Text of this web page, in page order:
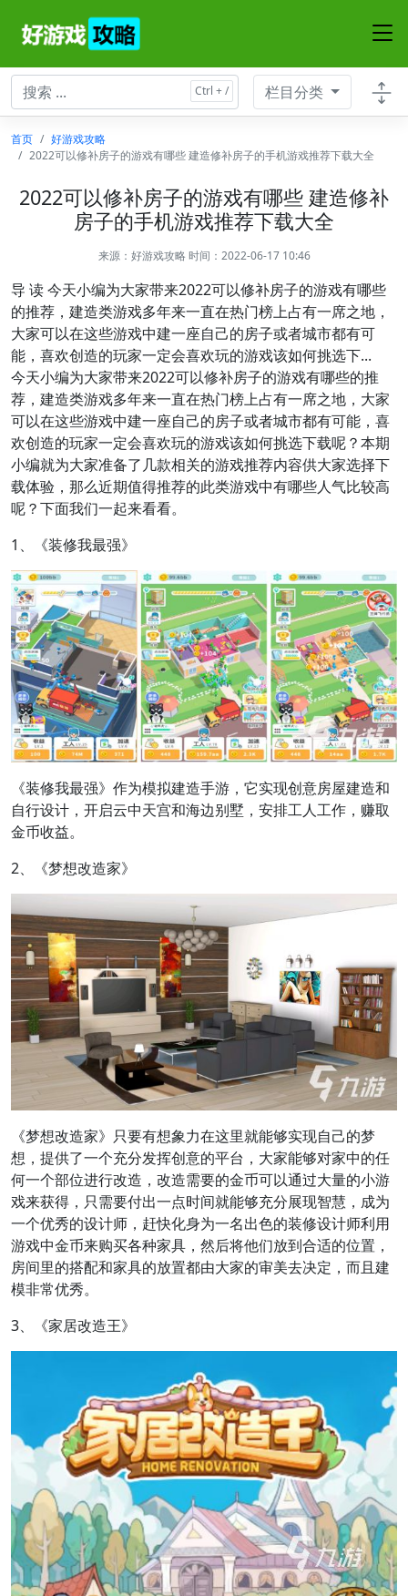
栏目分类
首页
好游戏攻略
2022可以修补房子的游戏有哪些 建造修补房子的手机游戏推荐下载大全
2022可以修补房子的游戏有哪些 建造修补
房子的手机游戏推荐下载大全
来源： 好游戏攻略时间：2022-06-17 10:46
导 读 今天小编为大家带来2022可以修补房子的游戏有哪些
的推荐，建造类游戏多年来一直在热门榜上占有一席之地，
大家可以在这些游戏中建一座自己的房子或者城市都有可
能，喜欢创造的玩家一定会喜欢玩的游戏该如何挑选下...
今天小编为大家带来2022可以修补房子的游戏有哪些的推
荐，建造类游戏多年来一直在热门榜上占有一席之地，大家
可以在这些游戏中建一座自己的房子或者城市都有可能，喜
欢创造的玩家一定会喜欢玩的游戏该如何挑选下载呢？本期
小编就为大家准备了几款相关的游戏推荐内容供大家选择下
载体验，那么近期值得推荐的此类游戏中有哪些人气比较高
呢？下面我们一起来看看。
1、《装修我最强》
《装修我最强》作为模拟建造手游，它实现创意房屋建造和
自行设计，开启云中天宫和海边别墅，安排工人工作，赚取
金币收益。
2、《梦想改造家》
《梦想改造家》只要有想象力在这里就能够实现自己的梦
想，提供了一个充分发挥创意的平台，大家能够对家中的任
何一个部位进行改造，改造需要的金币可以通过大量的小游
戏来获得，只需要付出一点时间就能够充分展现智慧，成为
一个优秀的设计师，赶快化身为一名出色的装修设计师利用
游戏中金币来购买各种家具，然后将他们放到合适的位置，
房间里的搭配和家具的放置都由大家的审美去决定，而且建
模非常优秀。
3、《家居改造王》